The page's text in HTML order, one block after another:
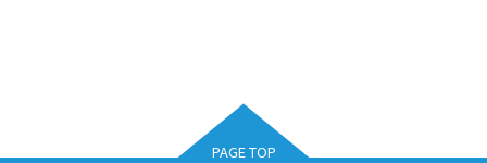
PAGE TOP